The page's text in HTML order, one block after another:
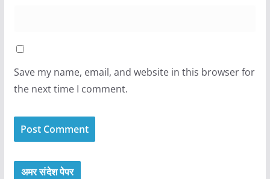
Save my name, email, and website in this browser for
the next time I comment.
अमर संदेश पेपर